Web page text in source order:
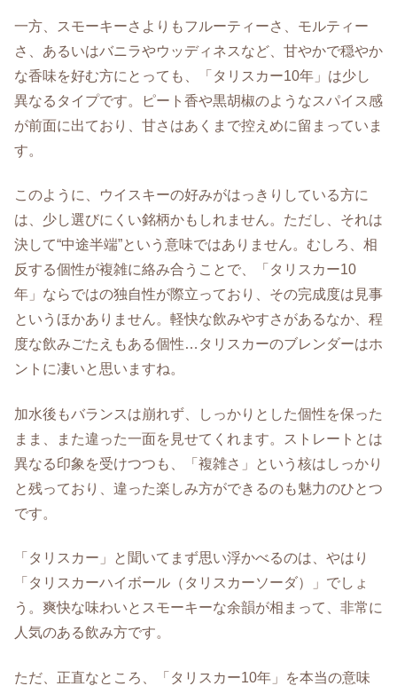
一方、スモーキーさよりもフルーティーさ、モルティー
さ、あるいはバニラやウッディネスなど、甘やかで穏やか
な香味を好む方にとっても、「タリスカー10年」は少し
異なるタイプです。ピート香や黒胡椒のようなスパイス感
が前面に出ており、甘さはあくまで控えめに留まっていま
す。
このように、ウイスキーの好みがはっきりしている方に
は、少し選びにくい銘柄かもしれません。ただし、それは
決して“中途半端”という意味ではありません。むしろ、相
反する個性が複雑に絡み合うことで、「タリスカー10
年」ならではの独自性が際立っており、その完成度は見事
というほかありません。軽快な飲みやすさがあるなか、程
度な飲みごたえもある個性…タリスカーのブレンダーはホ
ントに凄いと思いますね。
加水後もバランスは崩れず、しっかりとした個性を保った
まま、また違った一面を見せてくれます。ストレートとは
異なる印象を受けつつも、「複雑さ」という核はしっかり
と残っており、違った楽しみ方ができるのも魅力のひとつ
です。
「タリスカー」と聞いてまず思い浮かべるのは、やはり
「タリスカーハイボール（タリスカーソーダ）」でしょ
う。爽快な味わいとスモーキーな余韻が相まって、非常に
人気のある飲み方です。
ただ、正直なところ、「タリスカー10年」を本当の意味